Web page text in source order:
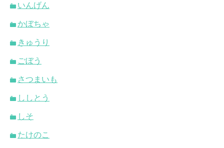
いんげん
かぼちゃ
きゅうり
ごぼう
さつまいも
ししとう
しそ
たけのこ